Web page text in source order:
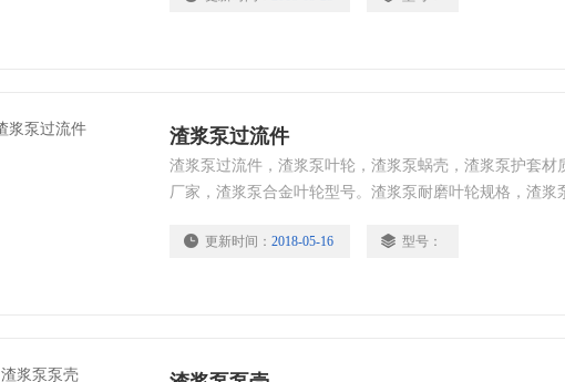
渣浆泵过流件
渣浆泵过流件，渣浆泵叶轮，渣浆泵蜗壳，渣浆泵护套材
厂家，渣浆泵合金叶轮型号。渣浆泵耐磨叶轮规格，渣浆
磨性，抗腐蚀性，抗冲击性能，延长了的使用寿命 。用于
更新时间： 2018-05-16 型号：